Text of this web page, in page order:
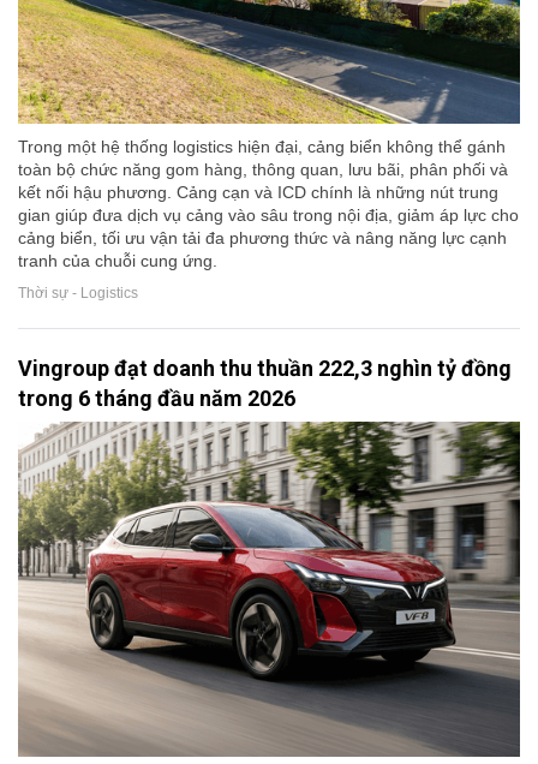
Trong một hệ thống logistics hiện đại, cảng biển không thể gánh
toàn bộ chức năng gom hàng, thông quan, lưu bãi, phân phối và
kết nối hậu phương. Cảng cạn và ICD chính là những nút trung
gian giúp đưa dịch vụ cảng vào sâu trong nội địa, giảm áp lực cho
cảng biển, tối ưu vận tải đa phương thức và nâng năng lực cạnh
tranh của chuỗi cung ứng.
Thời sự - Logistics
Vingroup đạt doanh thu thuần 222,3 nghìn tỷ đồng
trong 6 tháng đầu năm 2026